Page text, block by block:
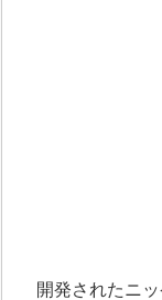
開発されたニッ